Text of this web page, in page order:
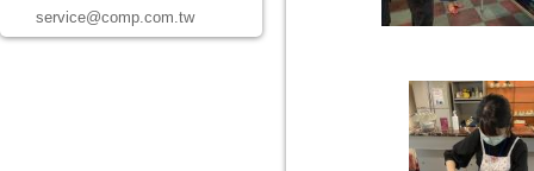
service@comp.com.tw